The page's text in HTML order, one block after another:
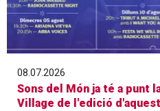
08.07.2026
Sons del Món ja té a punt
Village de l'edició